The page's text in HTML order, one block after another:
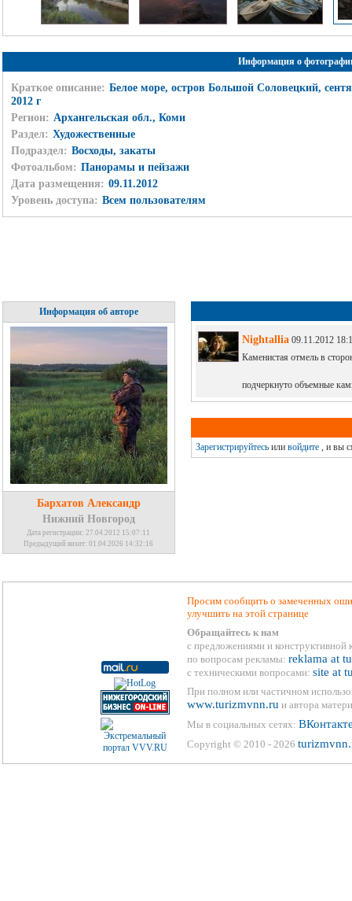
Информация о
Краткое описание: Белое море, остров Большой Соловецкий,
2012 г
Регион: Архангельская обл., Коми
Раздел: Художественные
Подраздел: Восходы, закаты
Фотоальбом: Панорамы и пейзажи
Дата размещения: 09.11.2012
Уровень доступа: Всем пользователям
Информация об авторе
Бархатов Александр
Нижний Новгород
Дата регистрации: 27.04.2012 15:07:11
Предыдущий визит: 01.04.2026 14:32:16
Nightallia09.11.2012
Каменистая отмель в
подчеркнуто объемные
Зарегистрируйтесьили войдите, и вы
Просим сообщить о замеченных
улучшить на этой странице
Обращайтесь к нам
с предложениями и конструктивной
по вопросам рекламы: reklama at
с техническими вопросами: site at
При полном или частичном
www.turizmvnn.ru и автора
Мы в социальных сетях:
Copyright © 2010 - 2026